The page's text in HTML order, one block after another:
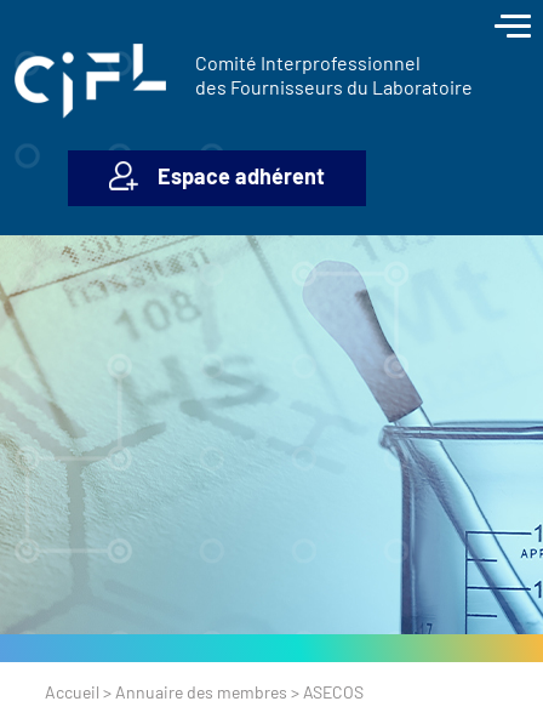
Comité Interprofessionnel
des Fournisseurs du Laboratoire
Espace adhérent
Accueil > Annuaire des membres > ASECOS